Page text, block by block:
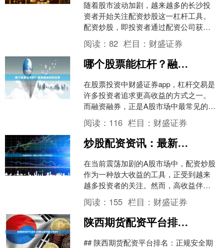
随着股市波动加剧，越来越多的长沙投
资者开始关注配资炒股这一杠杆工具。
配资炒股，即投资者通过配资公司获得
额外资金进行股票交易，以放大收益。
然而，高收益伴随高风险，....
阅读：82 栏目： 财盛证券
哪个股票能杠杆？融资融券标的名单
在股票投资中财盛证券app，杠杆交易是
许多投资者追求更高收益的方式之一。
而融资融券，正是A股市场中最常见的合
法杠杆工具。那么，**哪个股票能杠杆
**？并不是所有....
阅读： 116 栏目： 财盛证券
炒股配资资讯：最新杠杆策略与市场风向解读
在当前震荡加剧的A股市场中，配资炒股
作为一种放大收益的工具，正受到越来
越多投资者的关注。然而，高收益伴随
高风险，如何在合规框架下运用杠杆策
略、把握市场风向财盛证....
阅读： 155 栏目： 财盛证券
陕西期货配资平台排名-正规安全期货配资公司推荐
## 陕西期货配资平台排名：正规安全期